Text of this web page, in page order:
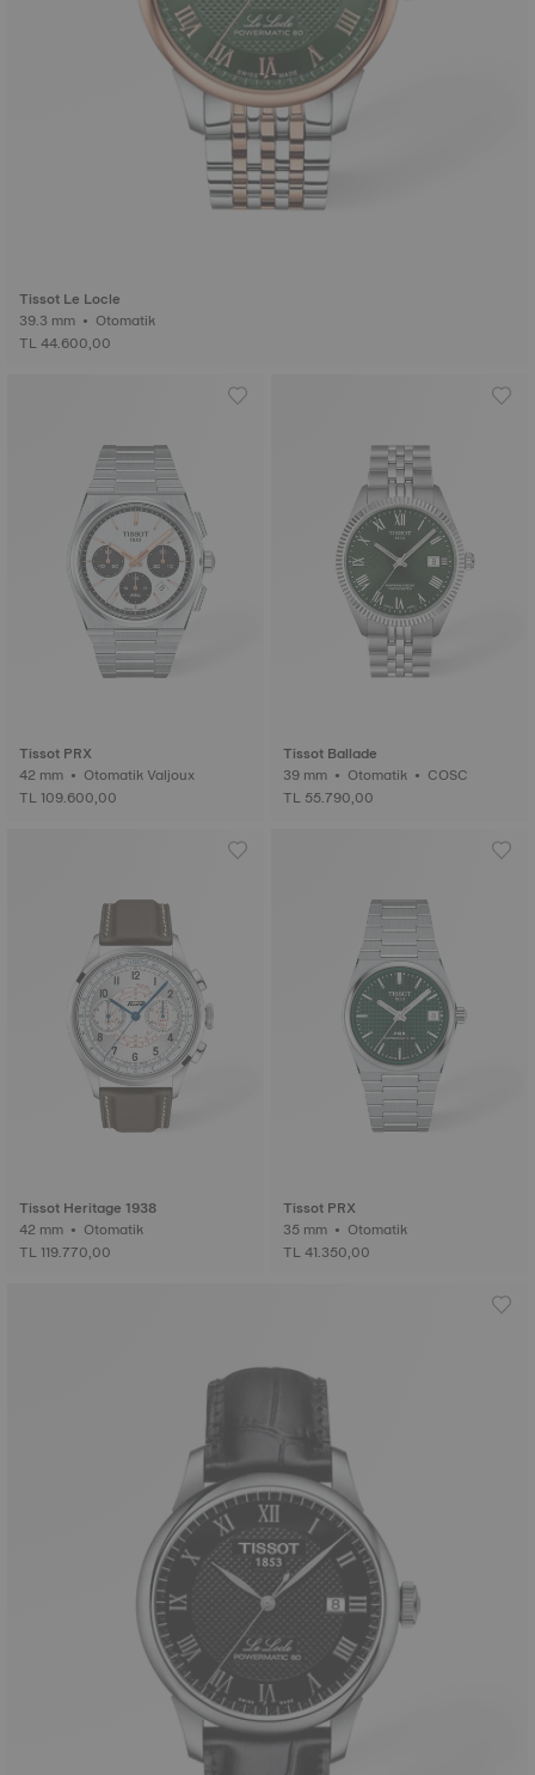
Tissot Le Locle
39.3 mm • Otomatik
TL 44.600,00
Tissot PRX
42 mm • Otomatik Valjoux
TL 109.600,00
Tissot Ballade
39 mm • Otomatik • COSC
TL 55.790,00
Tissot Heritage 1938
42 mm • Otomatik
TL 119.770,00
Tissot PRX
35 mm • Otomatik
TL 41.350,00